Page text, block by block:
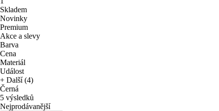
Skladem
Novinky
Premium
Akce a slevy
Barva
Cena
Materiál
Událost
+ Další (4)
Černá
5 výsledků
Nejprodávanější